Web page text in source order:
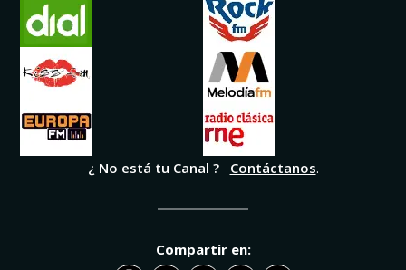
¿ No está tu Canal ? Contáctanos.
Compartir en: